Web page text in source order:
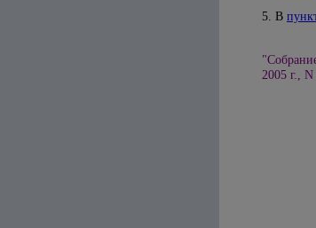
5. В
2005 г.,